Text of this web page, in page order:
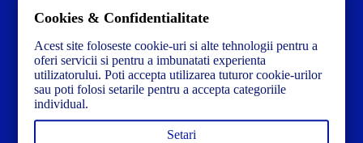
Cookies & Confidentialitate
Acest site foloseste cookie-uri si alte tehnologii pentru a
oferi servicii si pentru a imbunatati experienta
utilizatorului. Poti accepta utilizarea tuturor cookie-urilor
sau poti folosi setarile pentru a accepta categoriile
individual.
Setari